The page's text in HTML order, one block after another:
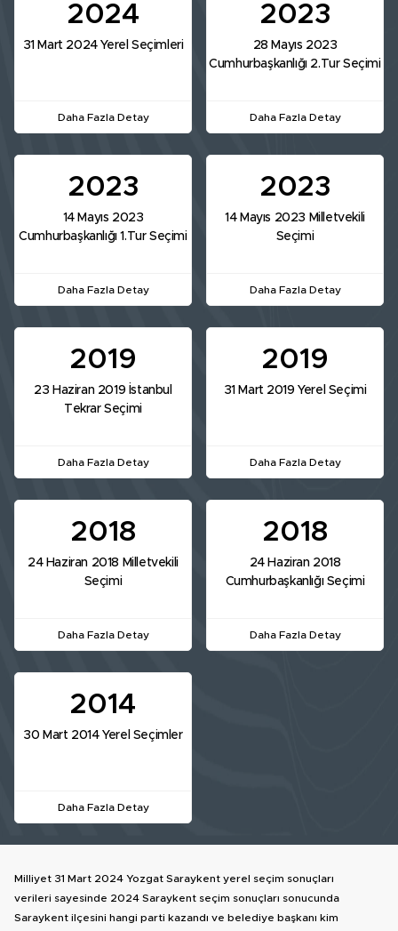
2024
31 Mart 2024 Yerel Seçimleri
Daha Fazla Detay
2023
28 Mayıs 2023
Cumhurbaşkanlığı 2.Tur Seçimi
Daha Fazla Detay
2023
14 Mayıs 2023
Cumhurbaşkanlığı 1.Tur Seçimi
Daha Fazla Detay
2023
14 Mayıs 2023 Milletvekili
Seçimi
Daha Fazla Detay
2019
23 Haziran 2019 İstanbul
Tekrar Seçimi
Daha Fazla Detay
2019
31 Mart 2019 Yerel Seçimi
Daha Fazla Detay
2018
24 Haziran 2018 Milletvekili
Seçimi
Daha Fazla Detay
2018
24 Haziran 2018
Cumhurbaşkanlığı Seçimi
Daha Fazla Detay
2014
30 Mart 2014 Yerel Seçimler
Daha Fazla Detay
Milliyet 31 Mart 2024 Yozgat Saraykent yerel seçim sonuçları
verileri sayesinde 2024 Saraykent seçim sonuçları sonucunda
Saraykent ilçesini hangi parti kazandı ve belediye başkanı kim